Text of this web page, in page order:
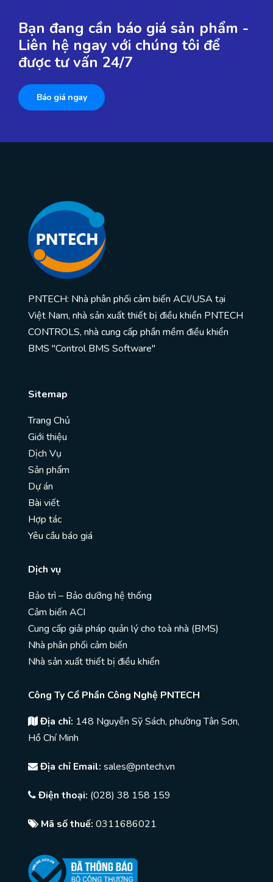
Bạn đang cần báo giá sản phẩm -
Liên hệ ngay với chúng tôi để
được tư vấn 24/7
Báo giá ngay
PNTECH: Nhà phân phối cảm biến ACI/USA tại
Việt Nam, nhà sản xuất thiết bị điều khiển PNTECH
CONTROLS, nhà cung cấp phần mềm điều khiển
BMS "Control BMS Software"
Sitemap
Trang Chủ
Giới thiệu
Dịch Vụ
Sản phẩm
Dự án
Bài viết
Hợp tác
Yêu cầu báo giá
Dịch vụ
Bảo trì – Bảo dưỡng hệ thống
Cảm biến ACI
Cung cấp giải pháp quản lý cho toà nhà (BMS)
Nhà phân phối cảm biến
Nhà sản xuất thiết bị điều khiển
Công Ty Cổ Phần Công Nghệ PNTECH
Địa chỉ: 148 Nguyễn Sỹ Sách, phường Tân Sơn,
Hồ Chí Minh
Địa chỉ Email: sales@pntech.vn
Điện thoại: (028) 38 158 159
Mã số thuế: 0311686021